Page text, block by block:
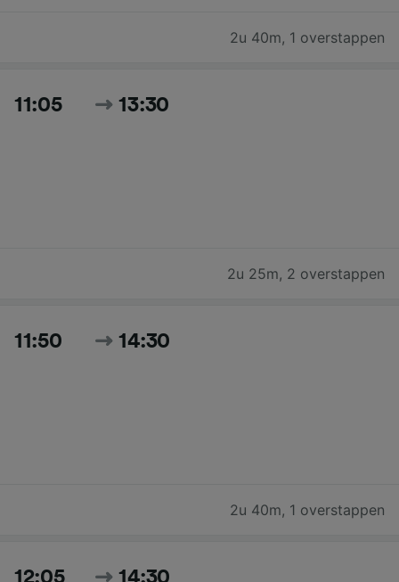
2u 40m, 1 overstappen
11:05 13:30
2u 25m, 2 overstappen
11:50 14:30
2u 40m, 1 overstappen
12:05 14:30